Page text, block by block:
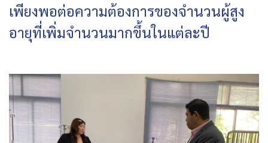
เพียงพอต่อความต้องการของจำนวนผู้สูง
อายุที่เพิ่มจำนวนมากขึ้นในแต่ละปี